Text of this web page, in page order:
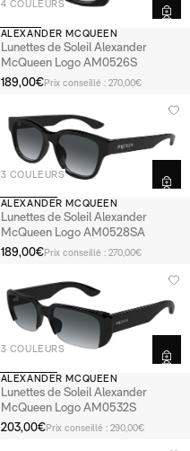
4 COULEURS
ALEXANDER MCQUEEN
Lunettes de Soleil Alexander
McQueen Logo AM0526S
189,00€Prix conseillé : 270,00€
3 COULEURS
ALEXANDER MCQUEEN
Lunettes de Soleil Alexander
McQueen Logo AM0528SA
189,00€Prix conseillé : 270,00€
3 COULEURS
ALEXANDER MCQUEEN
Lunettes de Soleil Alexander
McQueen Logo AM0532S
203,00€Prix conseillé : 290,00€